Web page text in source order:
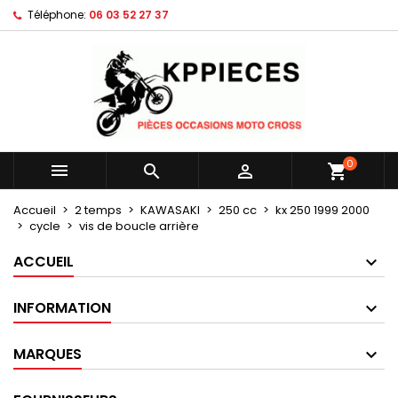
Téléphone: 06 03 52 27 37
   shopping_cart0
Accueil 2 temps KAWASAKI 250 cc
kx 250 1999 2000
cycle
vis de boucle arrière
ACCUEIL
INFORMATION
MARQUES
Mes listes d'envies ×
Créer une nouvelle liste
Créer une liste d'envies ×
Nom de la liste d'envies
Annuler Créer une liste d'envies
Connexion ×
Vous devez être connecté pour ajouter des produits
à votre liste d'envies.
Annuler Connexion